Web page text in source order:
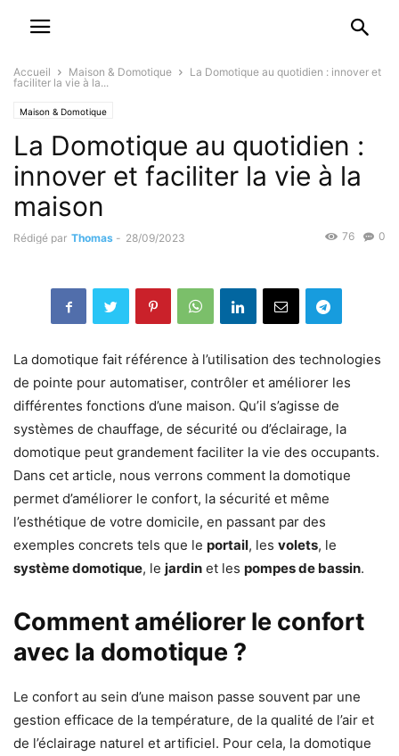
Accueil Maison & Domotique
La Domotique au quotidien : innover et
faciliter la vie à la...
Maison & Domotique
La Domotique au quotidien :
innover et faciliter la vie à la
maison
Rédigé par Thomas - 28/09/2023 0
76
La domotique fait référence à l’utilisation des technologies
de pointe pour automatiser, contrôler et améliorer les
différentes fonctions d’une maison. Qu’il s’agisse de
systèmes de chauffage, de sécurité ou d’éclairage, la
domotique peut grandement faciliter la vie des occupants.
Dans cet article, nous verrons comment la domotique
permet d’améliorer le confort, la sécurité et même
l’esthétique de votre domicile, en passant par des
exemples concrets tels que le portail, les volets, le
système domotique, le jardin et les pompes de bassin.
Comment améliorer le confort
avec la domotique ?
Le confort au sein d’une maison passe souvent par une
gestion efficace de la température, de la qualité de l’air et
de l’éclairage naturel et artificiel. Pour cela, la domotique